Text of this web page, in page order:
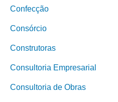
Confecção
Consórcio
Construtoras
Consultoria Empresarial
Consultoria de Obras